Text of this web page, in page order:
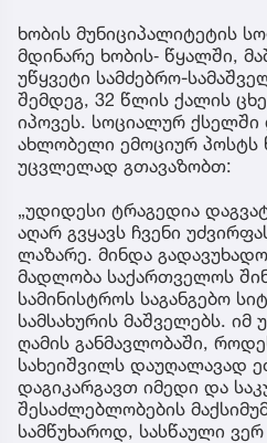
ხობის მუნიციპალიტეტის
მდინარე ხობის‐ წყალში,
უწყვეტი სამძებრო-
შემდეგ, 32 წლის ქალის
იპოვეს. სოციალურ ქსელში
ახლობელი ემოციურ პოსტს
უცვლელად გთავაზობთ:
„უდიდესი ტრაგედია
აღარ გვყავს ჩვენი
ლაზარე. მინდა
მადლობა საქართველოს
სამინისტროს საგანგებო
სამსახურის მაშველებს. იმ
ღამის განმავლობაში,
სახეიშვილს დაუღალავად
დაგიკარგავთ იმედი და
შესაძლებლობების
სამწუხაროდ, სასწაული